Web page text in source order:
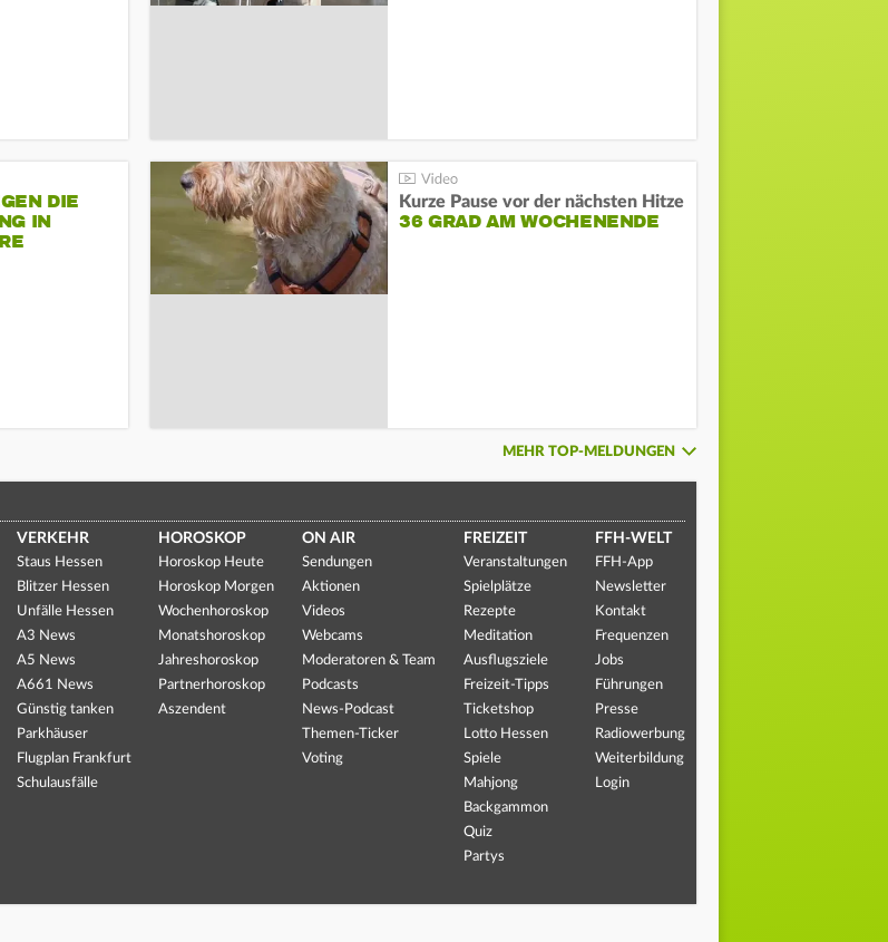
DIE
IN
Kurze Pause vor der nächsten Hitze
36 GRAD AM WOCHENENDE
MEHR TOP-MELDUNGEN
VERKEHR
Staus Hessen
Blitzer Hessen
Unfälle Hessen
A3 News
A5 News
A661 News
Günstig tanken
Parkhäuser
Flugplan Frankfurt
Schulausfälle
HOROSKOP
Horoskop Heute
Horoskop Morgen
Wochenhoroskop
Monatshoroskop
Jahreshoroskop
Partnerhoroskop
Aszendent
ON AIR
Sendungen
Aktionen
Videos
Webcams
Moderatoren & Team
Podcasts
News-Podcast
Themen-Ticker
Voting
FREIZEIT
Veranstaltungen
Spielplätze
Rezepte
Meditation
Ausflugsziele
Freizeit-Tipps
Ticketshop
Lotto Hessen
Spiele
Mahjong
Backgammon
Quiz
Partys
FFH-WELT
FFH-App
Newsletter
Kontakt
Frequenzen
Jobs
Führungen
Presse
Radiowerbung
Weiterbildung
Login